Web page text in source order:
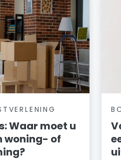
Waar moet u
woning- of